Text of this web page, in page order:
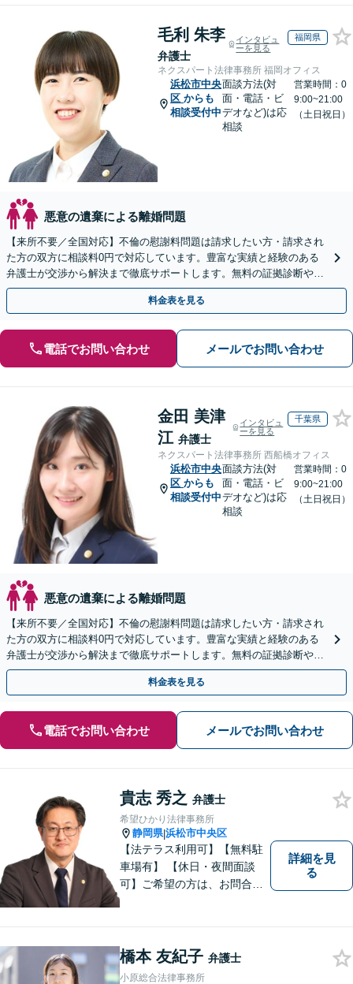
毛利 朱李
弁護士
インタビュ
ーを見る
福岡県
ネクスパート法律事務所 福岡オフィス
浜松市中央
区 からも
相談受付中
面談方法(対
面・電話・ビ
デオなど)は応
相談
営業時間：0
9:00~21:00
（土日祝日）
悪意の遺棄による離婚問題
【来所不要／全国対応】不倫の慰謝料問題は請求したい方・請求され
た方の双方に相談料0円で対応しています。豊富な実績と経験のある
弁護士が交渉から解決まで徹底サポートします。無料の証拠診断や着
手金の返還保証もありますので安心してご相談ください。
料金表を見る
電話でお問い合わせ メールでお問い合わせ
金田 美津
江 弁護士
インタビュ
ーを見る
千葉県
ネクスパート法律事務所 西船橋オフィス
浜松市中央
区 からも
相談受付中
面談方法(対
面・電話・ビ
デオなど)は応
相談
営業時間：0
9:00~21:00
（土日祝日）
悪意の遺棄による離婚問題
【来所不要／全国対応】不倫の慰謝料問題は請求したい方・請求され
た方の双方に相談料0円で対応しています。豊富な実績と経験のある
弁護士が交渉から解決まで徹底サポートします。無料の証拠診断や着
手金の返還保証もありますので安心してご相談ください。
料金表を見る
電話でお問い合わせ メールでお問い合わせ
貴志 秀之 弁護士
希望ひかり法律事務所
静岡県|浜松市中央区
【法テラス利用可】【無料駐
車場有】 【休日・夜間面談
可】ご希望の方は、お問合せ
詳細を見
る
橋本 友紀子 弁護士
小原総合法律事務所